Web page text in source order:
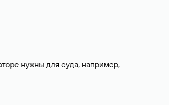
нужны для суда, например,